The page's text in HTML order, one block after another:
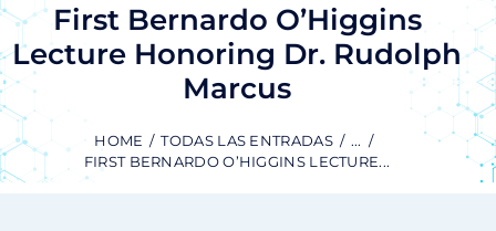
First Bernardo O’Higgins
Lecture Honoring Dr. Rudolph
Marcus
HOME TODAS LAS ENTRADAS
...
FIRST BERNARDO O’HIGGINS LECTURE...